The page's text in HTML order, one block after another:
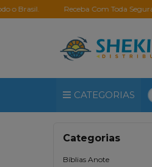
Receba Com Toda Segurança
CATEGORIAS
Categorias
Bíblias Anote